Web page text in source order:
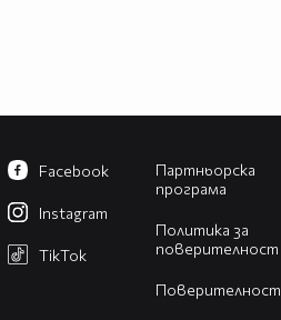
Партньорска
програма
Политика за
поверителност
Поверителност
Facebook
Instagram
TikTok